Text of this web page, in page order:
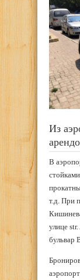
Из
В
т.д. При
улице
бульвар